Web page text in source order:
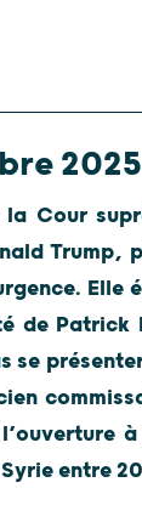
2025
Cour
Trump,
Elle
de Patrick
entre